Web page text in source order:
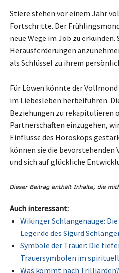
Stiere stehen vor einem Jahr
Fortschritte. Der
neue Wege im Job zu
Herausforderungen
als Schlüssel zu ihrem
Für Löwen könnte der
im Liebesleben herbeiführen.
Beziehungen zu rekapitulieren
Partnerschaften einzugehen,
Einflüsse des Horoskops
können sie die bevorstehenden
und sich auf glückliche
Auch interessant:
Wikinger Schlangenauge:
Legende des Sigurd
Symbole der Trauer: Die
Trauersymbolen im
Was kommt nach